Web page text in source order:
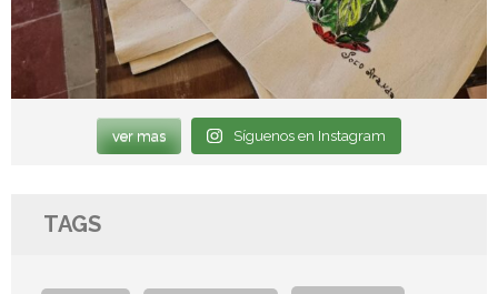
ver mas Síguenos en Instagram
TAGS